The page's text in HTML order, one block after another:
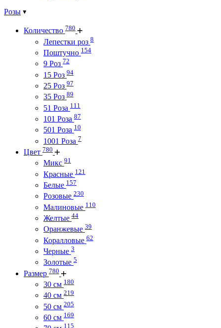
Розы
Количество 780
Лепестки роз 8
Поштучно 154
9 Роз 72
15 Роз 94
25 Роз 97
35 Роз 89
51 Роза 111
101 Роза 87
501 Роза 10
1001 Роза 7
Цвет 780
Микс 91
Красные 121
Белые 157
Розовые 230
Малиновые 110
Желтые 44
Оранжевые 39
Коралловые 62
Черные 3
Золотые 5
Размер 780
30 см 180
40 см 219
50 см 205
60 см 169
115